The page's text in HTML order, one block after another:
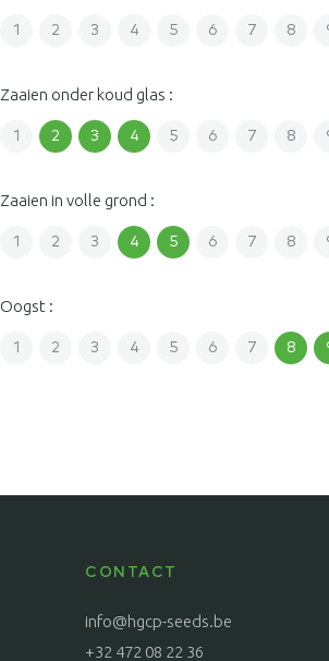
1 2 3 4 5 6 7 8
Zaaien onder koud glas :
1 2 3 4 5 6 7 8
Zaaien in volle grond :
1 2 3 4 5 6 7 8
Oogst :
1 2 3 4 5 6 7 8
CONTACT
info@hgcp-seeds.be
+32 472 08 22 36